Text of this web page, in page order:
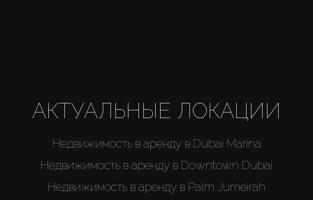
АКТУАЛЬНЫЕ ЛОКАЦИИ
Недвижимость в аренду в Dubai Marina
Недвижимость в аренду в Downtown Dubai
Недвижимость в аренду в Palm Jumeirah